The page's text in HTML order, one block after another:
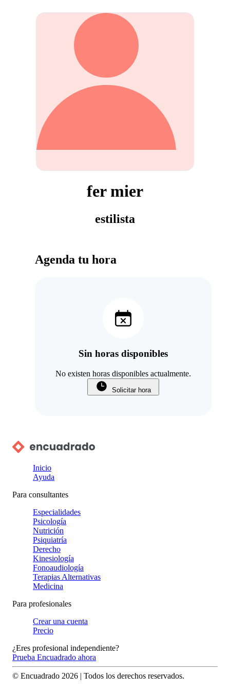
fer mier
estilista
Agenda tu hora
Sin horas disponibles
No existen horas disponibles actualmente.
Solicitar hora
Inicio
Ayuda
Para consultantes
Especialidades
Psicología
Nutrición
Psiquiatría
Derecho
Kinesiología
Fonoaudiología
Terapias Alternativas
Medicina
Para profesionales
Crear una cuenta
Precio
¿Eres profesional independiente?
Prueba Encuadrado ahora
© Encuadrado 2026 | Todos los derechos reservados.